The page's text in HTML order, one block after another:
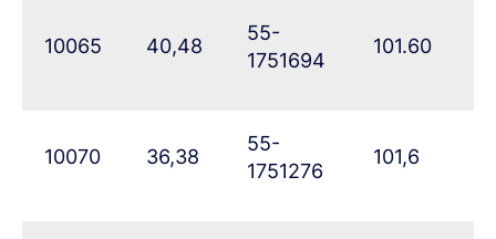
10065 40,48
55-
1751694
101.60
10070 36,38
55-
1751276
101,6